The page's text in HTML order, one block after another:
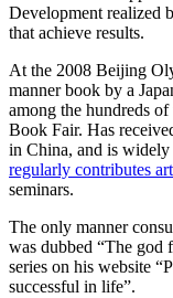
Development realized
that achieve results.
At the 2008 Beijing
manner book by a
among the hundreds
Book Fair. Has
in China, and is widely
regularly contributes
seminars.
The only manner
was dubbed “The god
series on his website
successful in life”.